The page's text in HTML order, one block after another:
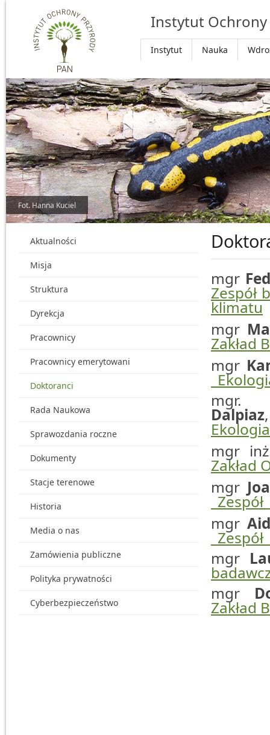
Przejdź do głównej treści
Instytut Ochrony
Instytut Nauka
Fot. Hanna Kuciel
Aktualności
Misja
Struktura
Dyrekcja
Pracownicy
Pracownicy emerytowani
Doktoranci
Rada Naukowa
Sprawozdania roczne
Dokumenty
Stacje terenowe
Historia
Media o nas
Zamówienia publiczne
Polityka prywatności
Cyberbezpieczeństwo
mgr
Zespół
klimatu
mgr
Zakład
mgr
Dalpiaz
mgr
Zakład
mgr
mgr
mgr
mgr
Zakład